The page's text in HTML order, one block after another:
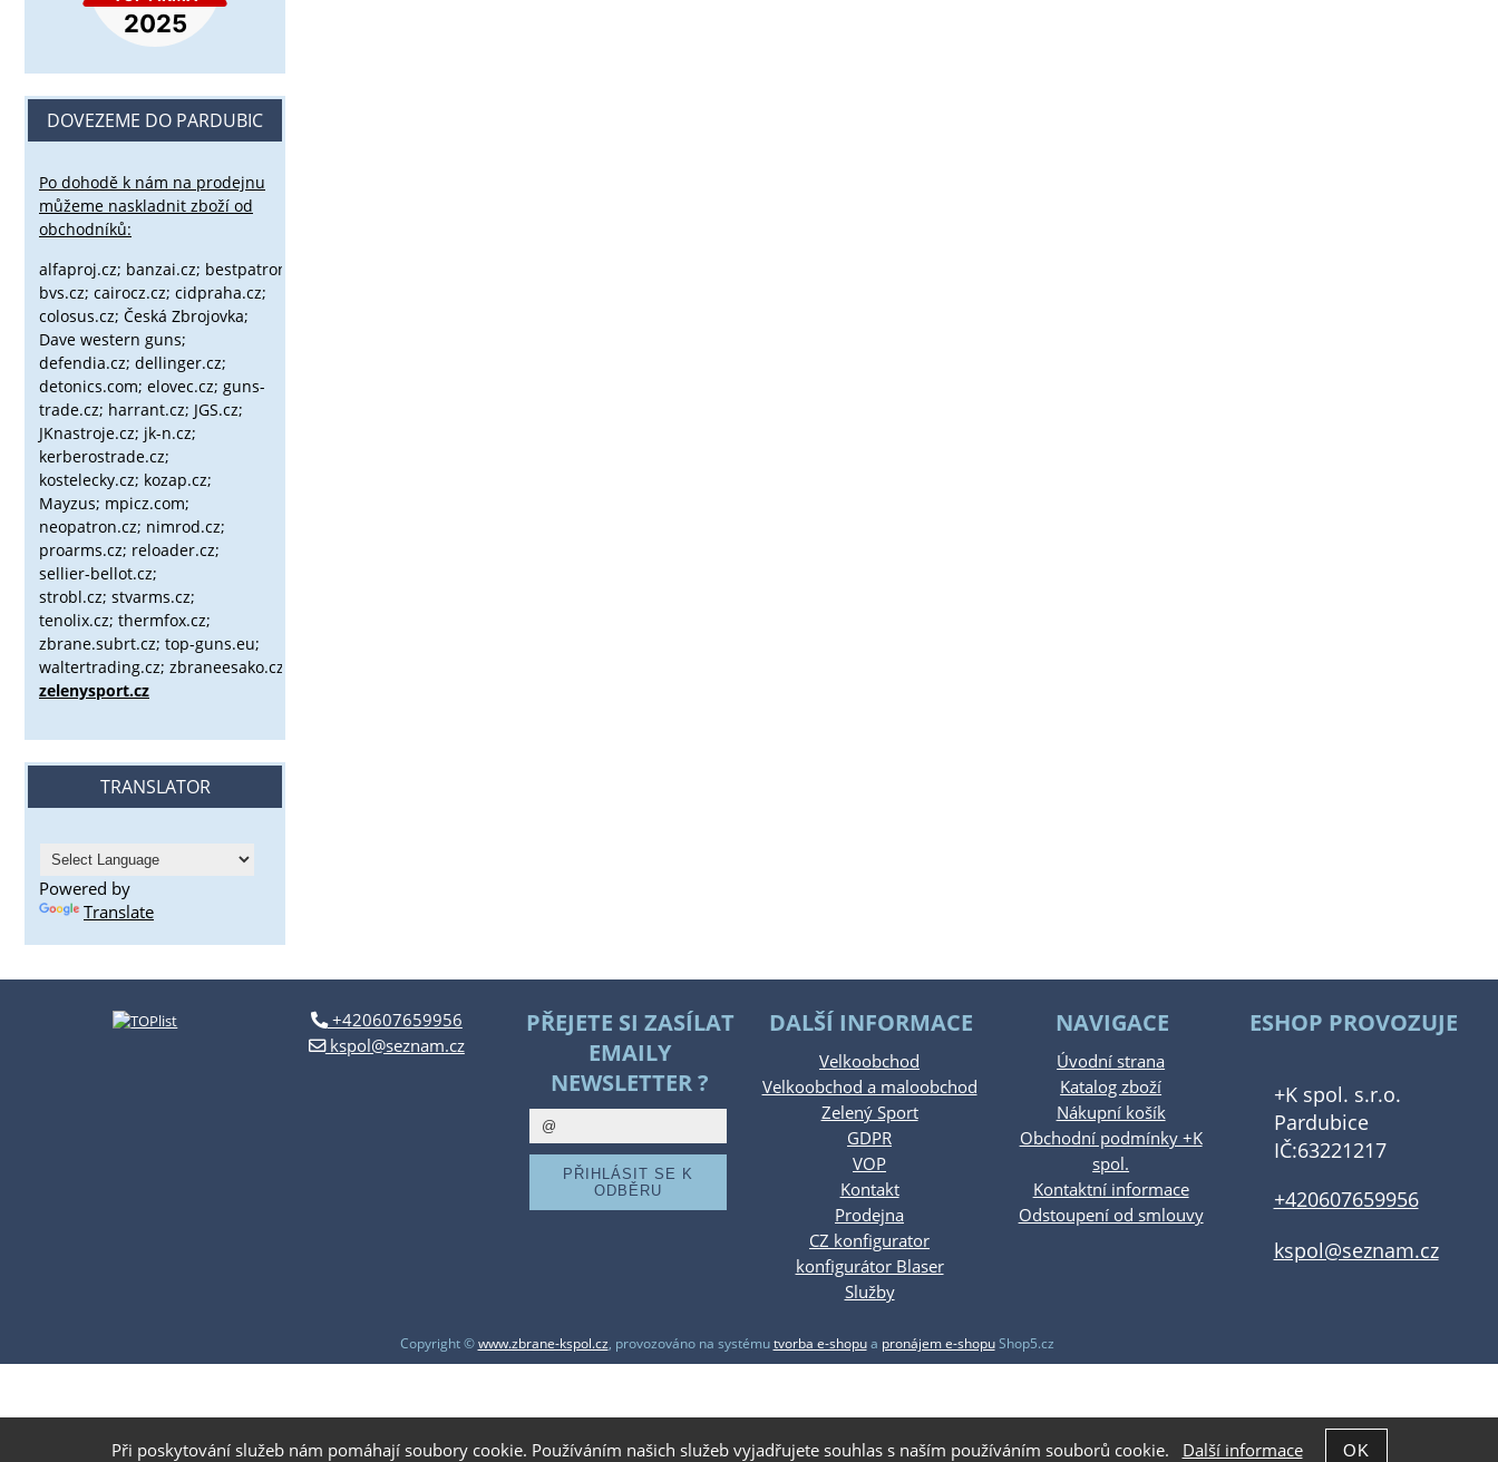
DOVEZEME DO PARDUBIC
Po dohodě k nám na prodejnu
můžeme naskladnit zboží od
obchodníků:
alfaproj.cz; banzai.cz; bestpatron.eu;
bvs.cz; cairocz.cz; cidpraha.cz;
colosus.cz; Česká Zbrojovka;
Dave western guns;
defendia.cz; dellinger.cz;
detonics.com; elovec.cz; guns-
trade.cz; harrant.cz; JGS.cz;
JKnastroje.cz; jk-n.cz;
kerberostrade.cz;
kostelecky.cz; kozap.cz;
Mayzus; mpicz.com;
neopatron.cz; nimrod.cz;
proarms.cz; reloader.cz;
sellier-bellot.cz;
strobl.cz; stvarms.cz;
tenolix.cz; thermfox.cz;
zbrane.subrt.cz; top-guns.eu;
waltertrading.cz; zbraneesako.cz;
zelenysport.cz
TRANSLATOR
Powered by
Translate
+420607659956
kspol@seznam.cz
PŘEJETE SI ZASÍLAT
EMAILY
NEWSLETTER ?
DALŠÍ INFORMACE
Velkoobchod
Velkoobchod a maloobchod
Zelený Sport
GDPR
VOP
Kontakt
Prodejna
CZ konfigurator
konfigurátor Blaser
Služby
NAVIGACE
Úvodní strana
Katalog zboží
Nákupní košík
Obchodní podmínky +K
spol.
Kontaktní informace
Odstoupení od smlouvy
ESHOP PROVOZUJE
+K spol. s.r.o.
Pardubice
IČ:63221217
+420607659956
kspol@seznam.cz
Copyright ©www.zbrane-kspol.cz, provozováno na systémutvorba e-shopua pronájem e-shopuShop5.cz
Při poskytování služeb nám pomáhají soubory cookie. Používáním našich služeb vyjadřujete souhlas s naším používáním souborů cookie. Další informace